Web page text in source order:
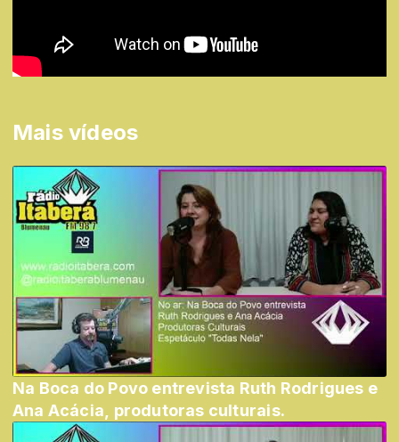
Mais vídeos
Na Boca do Povo entrevista Ruth Rodrigues e
Ana Acácia, produtoras culturais.